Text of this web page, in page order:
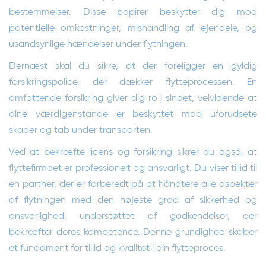
bestemmelser. Disse papirer beskytter dig mod
potentielle omkostninger, mishandling af ejendele, og
usandsynlige hændelser under flytningen.
Dernæst skal du sikre, at der foreligger en gyldig
forsikringspolice, der dækker flytteprocessen. En
omfattende forsikring giver dig ro i sindet, velvidende at
dine værdigenstande er beskyttet mod uforudsete
skader og tab under transporten.
Ved at bekræfte licens og forsikring sikrer du også, at
flyttefirmaet er professionelt og ansvarligt. Du viser tillid til
en partner, der er forberedt på at håndtere alle aspekter
af flytningen med den højeste grad af sikkerhed og
ansvarlighed, understøttet af godkendelser, der
bekræfter deres kompetence. Denne grundighed skaber
et fundament for tillid og kvalitet i din flytteproces.